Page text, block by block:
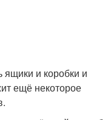
ящики и коробки и
ещё некоторое